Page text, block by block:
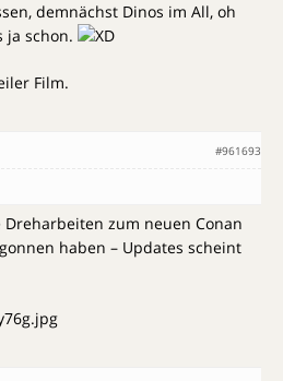
demnächst Dinos im All, oh
ja schon.
Film.
#961693
zum neuen Conan
haben – Updates scheint